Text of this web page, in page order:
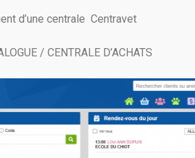
d’une centrale Centravet
/ CENTRALE D’ACHATS